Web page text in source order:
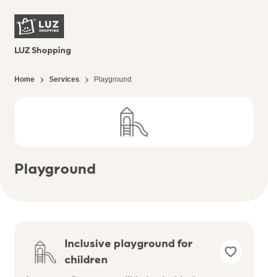
LUZ Shopping
Home Services Playground
Playground
Inclusive playground for
children